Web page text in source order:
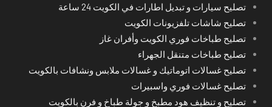
تصليح سيارات و تبديل اطارات في الكويت 24 ساعة
تصليح شاشات تلفزيونات الكويت
تصليح طباخات فوري الكويت وأفران غاز
تصليح طباخات متنقل الجهراء
تصليح غسالات اتوماتيك و غسالات ملابس ونشافات بالكويت
تصليح غسالات فوري واسبيرات
تصليح و تنظيف هود مطبخ و جولة طباخ و فرن بالكويت